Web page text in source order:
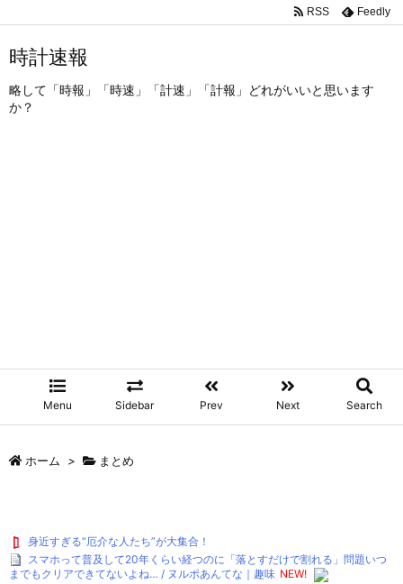
時計速報
略して「時報」「時速」「計速」「計報」どれがいいと思います
か？
Menu Sidebar Prev Next Search
RSS Feedly
ホーム > まとめ
身近すぎる“厄介な人たち”が大集合！
スマホって普及して20年くらい経つのに「落とすだけで割れる」問題いつ
までもクリアできてないよね… / ヌルポあんてな｜趣味 NEW!